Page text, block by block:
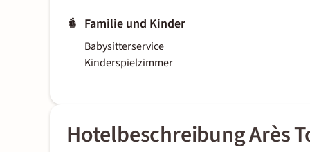
Familie und Kinder
Babysitterservice
Kinderspielzimmer
Hotelbeschreibung Arès